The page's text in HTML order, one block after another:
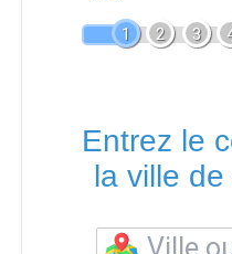
1 2 3
Entrez le
la ville